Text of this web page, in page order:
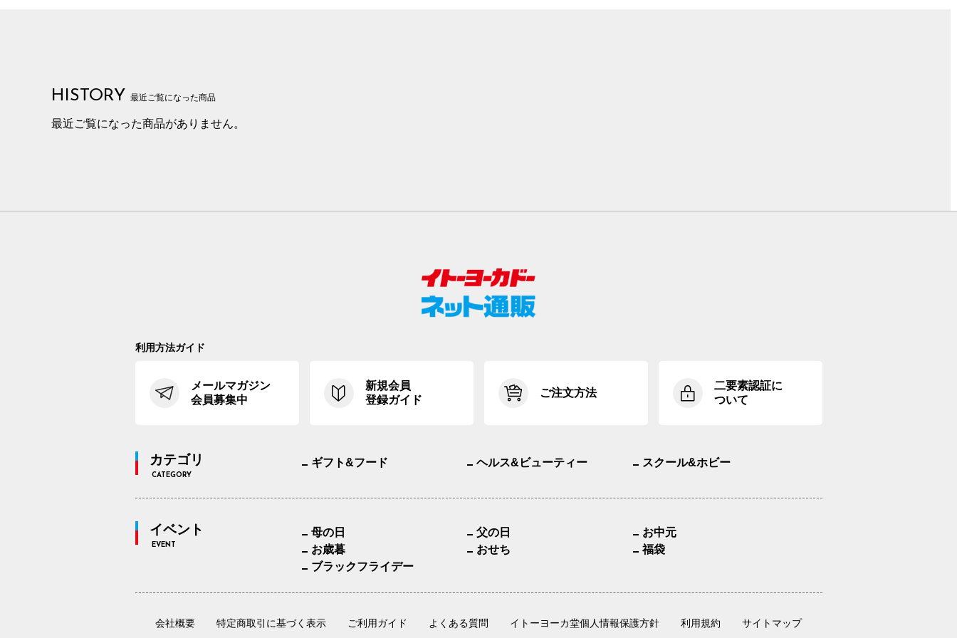
HISTORY 最近ご覧になった商品
最近ご覧になった商品がありません。
利用方法ガイド
メールマガジン
会員募集中
新規会員
登録ガイド
ご注文方法
二要素認証に
ついて
カテゴリ
CATEGORY
ギフト&フード ヘルス&ビューティー スクール&ホビー
イベント
EVENT
母の日 父の日
お中元
お歳暮
おせち
福袋
ブラックフライデー
会社概要 特定商取引に基づく表示 ご利用ガイド よくある質問 イトーヨーカ堂個人情報保護方針 利用規約 サイトマップ